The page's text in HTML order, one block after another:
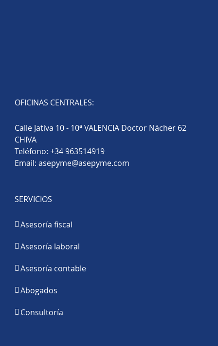
OFICINAS CENTRALES:
Calle Jativa 10 - 10ª VALENCIA Doctor Nácher 62
CHIVA
Teléfono: +34 963514919
Email: asepyme@asepyme.com
SERVICIOS
Asesoría fiscal
Asesoría laboral
Asesoría contable
Abogados
Consultoría